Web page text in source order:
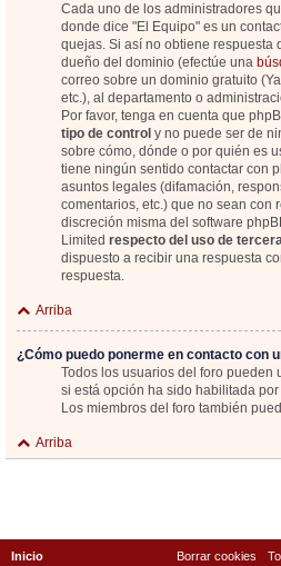
Cada uno de los administradores
donde dice "El Equipo" es un
quejas. Si así no obtiene respuesta
dueño del dominio (efectúe una
correo sobre un dominio gratuito
etc.), al departamento o
Por favor, tenga en cuenta que
tipo de control y no puede ser de
sobre cómo, dónde o por quién es
tiene ningún sentido contactar con
asuntos legales (difamación,
comentarios, etc.) que no sean con
discreción misma del software
Limited respecto del uso de
dispuesto a recibir una respuesta
respuesta.
Arriba
¿Cómo puedo ponerme en contacto con
Todos los usuarios del foro pueden
si está opción ha sido habilitada
Los miembros del foro también
Arriba
Inicio Borrar cookies